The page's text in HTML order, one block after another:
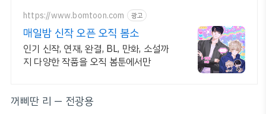
https://www.bomtoon.com 광고
매일밤 신작 오픈 오직 봄소
인기 신작, 연재, 완결, BL, 만화, 소설까
지 다양한 작품을 오직 봄툰에서만
꺼삐딴 리 — 전광용